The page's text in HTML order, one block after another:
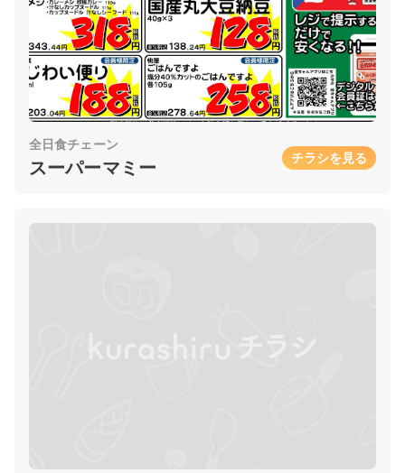
全日食チェーン
スーパーマミー チラシを見る